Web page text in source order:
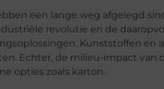
een lange weg afgelegd
revolutie en de
Kunststoffen
Echter, de milieu-impact
opties zoals karton.